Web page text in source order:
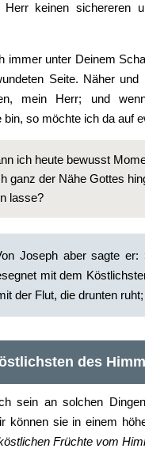
keinen sichereren
immer unter Deinem
Seite. Näher
mein Herr; und
bin, so möchte ich da auf
ich heute bewusst
ganz der Nähe Gottes
lasse?
Joseph aber sagte er:
mit dem
der Flut, die drunten ruht;
des
sein an solchen
können sie in einem
Früchte vom